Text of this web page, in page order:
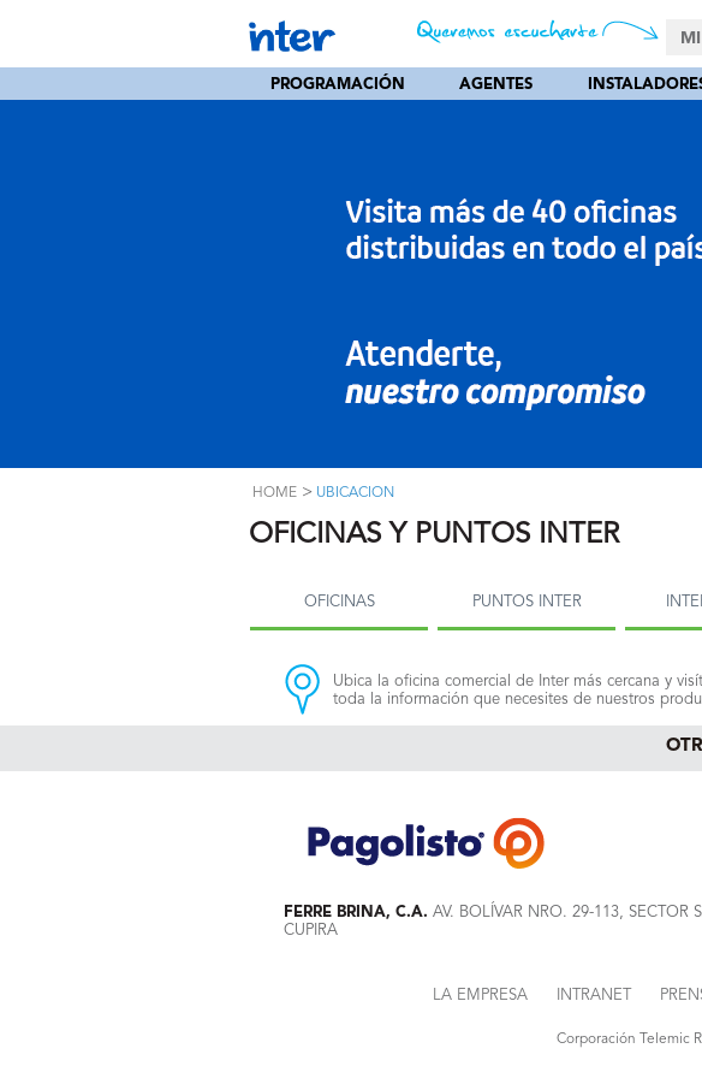
PROGRAMACIÓN AGENTES
HOME > UBICACION
OFICINAS Y PUNTOS INTER
OFICINAS PUNTOS INTER
Ubica la oficina comercial de Inter más cercana y
toda la información que necesites de nuestros
FERRE BRINA, C.A. AV. BOLÍVAR NRO. 29-113,
CUPIRA
LA EMPRESA INTRANET
Corporación Telemic